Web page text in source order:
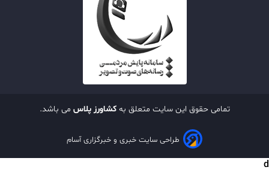
تمامی حقوق این سایت متعلق بهکشاورز پلاس می باشد.
طراحی سایت خبری و خبرگزاری آسام
d